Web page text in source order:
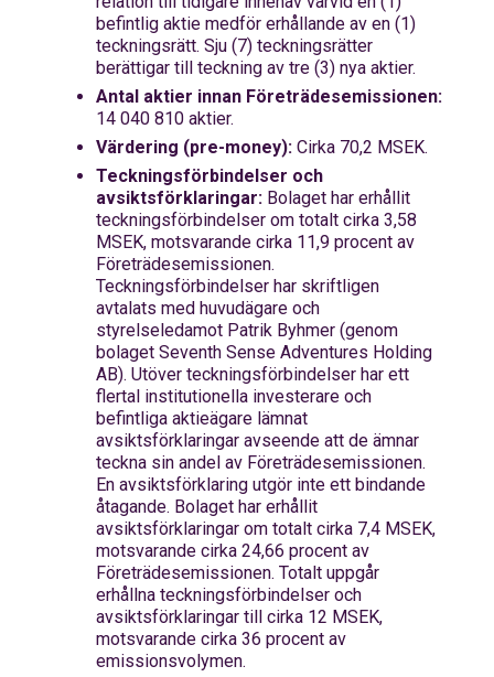
befintlig aktie medför erhållande av en (1)
teckningsrätt. Sju (7) teckningsrätter
berättigar till teckning av tre (3) nya aktier.
Antal aktier innan Företrädesemissionen:
14 040 810 aktier.
Värdering (pre-money):Cirka 70,2 MSEK.
Teckningsförbindelser och
avsiktsförklaringar:Bolaget har erhållit
teckningsförbindelser om totalt cirka 3,58
MSEK, motsvarande cirka 11,9 procent av
Företrädesemissionen.
Teckningsförbindelser har skriftligen
avtalats med huvudägare och
styrelseledamot Patrik Byhmer (genom
bolaget Seventh Sense Adventures Holding
AB). Utöver teckningsförbindelser har ett
flertal institutionella investerare och
befintliga aktieägare lämnat
avsiktsförklaringar avseende att de ämnar
teckna sin andel av Företrädesemissionen.
En avsiktsförklaring utgör inte ett bindande
åtagande. Bolaget har erhållit
avsiktsförklaringar om totalt cirka 7,4 MSEK,
motsvarande cirka 24,66 procent av
Företrädesemissionen. Totalt uppgår
erhållna teckningsförbindelser och
avsiktsförklaringar till cirka 12 MSEK,
motsvarande cirka 36 procent av
emissionsvolymen.